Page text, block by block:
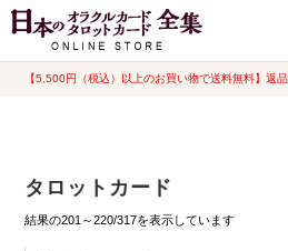
【5,500円（税込）以上のお買い物で送料無料】返
ナ
コ
オラクルカード
ルノルマンカード
トランプ
ホーム タロットカード ページ 11
タロットカード
結果の201～220/317を表示しています新